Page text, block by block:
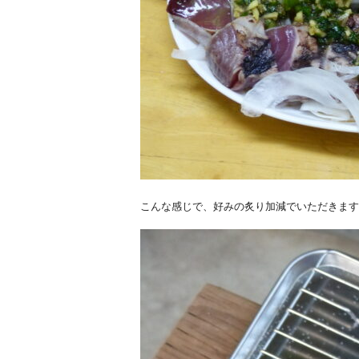
こんな感じで、好みの炙り加減でいただきま